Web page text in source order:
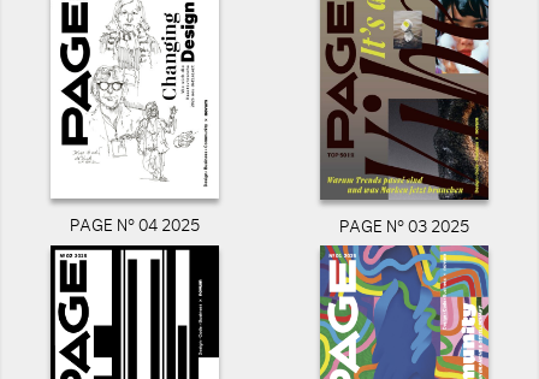
PAGE N° 04 2025 PAGE N° 03 2025